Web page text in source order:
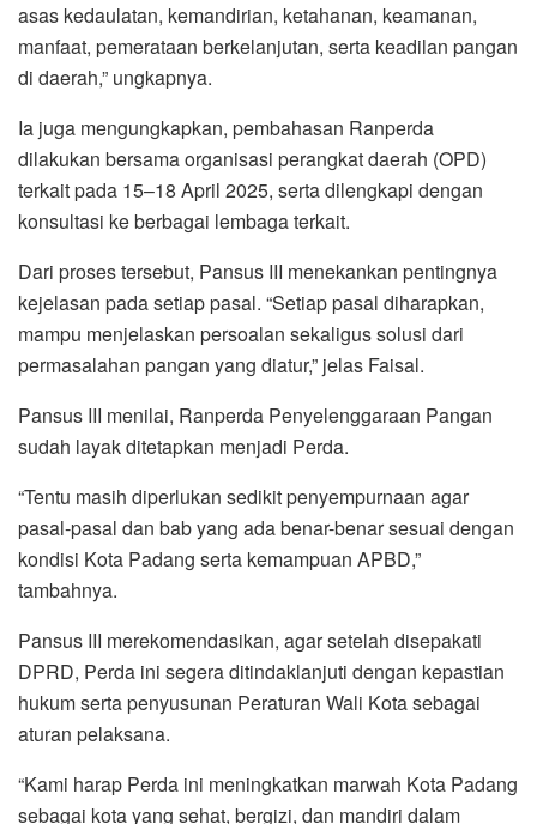
asas kedaulatan, kemandirian, ketahanan, keamanan,
manfaat, pemerataan berkelanjutan, serta keadilan pangan
di daerah,” ungkapnya.
Ia juga mengungkapkan, pembahasan Ranperda
dilakukan bersama organisasi perangkat daerah (OPD)
terkait pada 15–18 April 2025, serta dilengkapi dengan
konsultasi ke berbagai lembaga terkait.
Dari proses tersebut, Pansus III menekankan pentingnya
kejelasan pada setiap pasal. “Setiap pasal diharapkan,
mampu menjelaskan persoalan sekaligus solusi dari
permasalahan pangan yang diatur,” jelas Faisal.
Pansus III menilai, Ranperda Penyelenggaraan Pangan
sudah layak ditetapkan menjadi Perda.
“Tentu masih diperlukan sedikit penyempurnaan agar
pasal-pasal dan bab yang ada benar-benar sesuai dengan
kondisi Kota Padang serta kemampuan APBD,”
tambahnya.
Pansus III merekomendasikan, agar setelah disepakati
DPRD, Perda ini segera ditindaklanjuti dengan kepastian
hukum serta penyusunan Peraturan Wali Kota sebagai
aturan pelaksana.
“Kami harap Perda ini meningkatkan marwah Kota Padang
sebagai kota yang sehat, bergizi, dan mandiri dalam